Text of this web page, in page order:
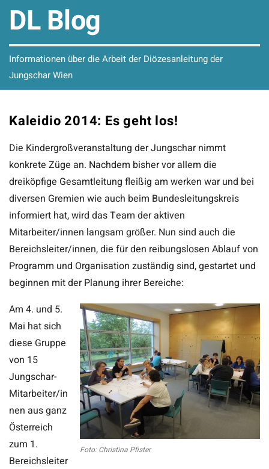
DL Blog
Informationen über die Arbeit der Diözesanleitung der
Jungschar Wien
Kaleidio 2014: Es geht los!
Die Kindergroßveranstaltung der Jungschar nimmt
konkrete Züge an. Nachdem bisher vor allem die
dreiköpfige Gesamtleitung fleißig am werken war und bei
diversen Gremien wie auch beim Bundesleitungskreis
informiert hat, wird das Team der aktiven
Mitarbeiter/innen langsam größer. Nun sind auch die
Bereichsleiter/innen, die für den reibungslosen Ablauf von
Programm und Organisation zuständig sind, gestartet und
beginnen mit der Planung ihrer Bereiche:
Foto: Christina Pfister
Am 4. und 5.
Mai hat sich
diese Gruppe
von 15
Jungschar-
Mitarbeiter/in
nen aus ganz
Österreich
zum 1.
Bereichsleiter